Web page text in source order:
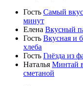
Гость Самый
минут
Елена Вкусный
Гость Вкусная и
хлеба
Гость Гнёзда из
Наталья Минтай
сметаной